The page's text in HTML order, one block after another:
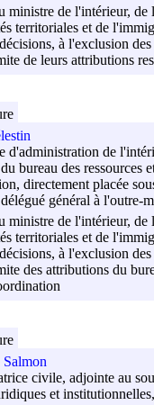
ministre de l'intérieur, de
territoriales et de
à l'exclusion des
de leurs attributions
d'administration de
bureau des ressources
directement placée
général à l'outre-
ministre de l'intérieur, de
territoriales et de
à l'exclusion des
des attributions du
civile, adjointe au
et